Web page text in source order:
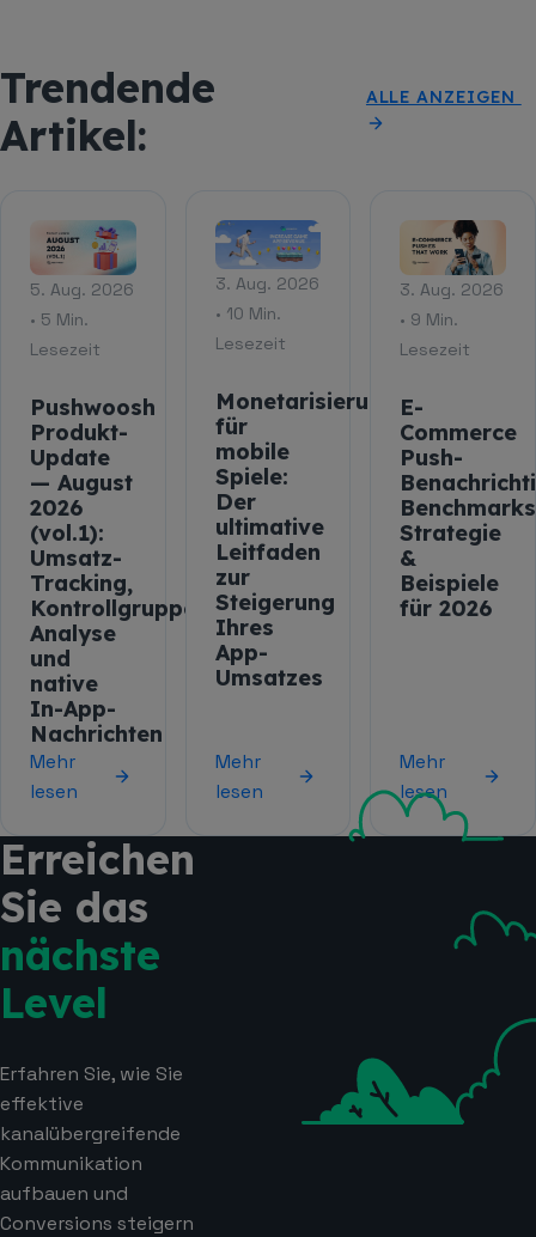
Trendende
Artikel:
ALLE ANZEIGEN
5. Aug. 2026
• 5 Min.
Lesezeit
Pushwoosh
Produkt-
Update
— August
2026
(vol.1):
Umsatz-
Tracking,
Kontrollgruppen-
Analyse
und
native
In-App-
Nachrichten
Mehr
lesen
3. Aug. 2026
• 10 Min.
Lesezeit
Monetarisierungsstrategien
für
mobile
Spiele:
Der
ultimative
Leitfaden
zur
Steigerung
Ihres
App-
Umsatzes
Mehr
lesen
3. Aug. 2026
• 9 Min.
Lesezeit
E-
Commerce
Push-
Strategie
&
Beispiele
für 2026
Mehr
lesen
Erreichen
Sie das
nächste
Level
Erfahren Sie, wie Sie
effektive
kanalübergreifende
Kommunikation
aufbauen und
Conversions steigern